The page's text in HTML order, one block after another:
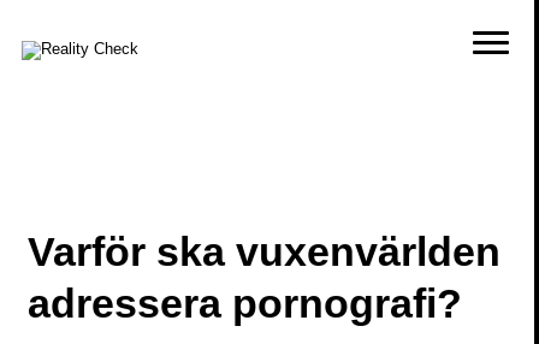
Varför ska vuxenvärlden
adressera pornografi?